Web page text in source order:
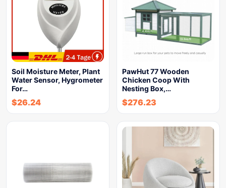
Soil Moisture Meter, Plant
Water Sensor, Hygrometer
For…
$26.24
PawHut 77 Wooden
Chicken Coop With
Nesting Box,…
$276.23